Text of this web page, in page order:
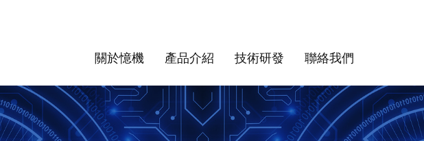
關於憶機 產品介紹 技術研發 聯絡我們